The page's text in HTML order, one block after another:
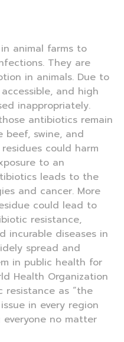
animal farms to
They are
in animals. Due to
and high
inappropriately.
antibiotics remain
beef, swine, and
could harm
to an
leads to the
and cancer. More
could lead to
resistance,
incurable diseases in
spread and
in public health for
Health Organization
resistance as “the
in every region
no matter